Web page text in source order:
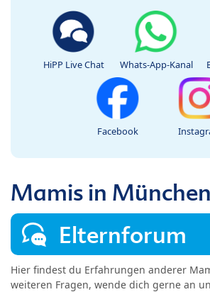
HiPP Live Chat Whats-App-Kanal
Facebook
Mamis in München
Elternforum
Hier findest du Erfahrungen anderer
weiteren Fragen, wende dich gerne an